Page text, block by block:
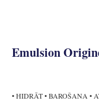
Emulsion
• HIDRĀT • BAROŠANA •